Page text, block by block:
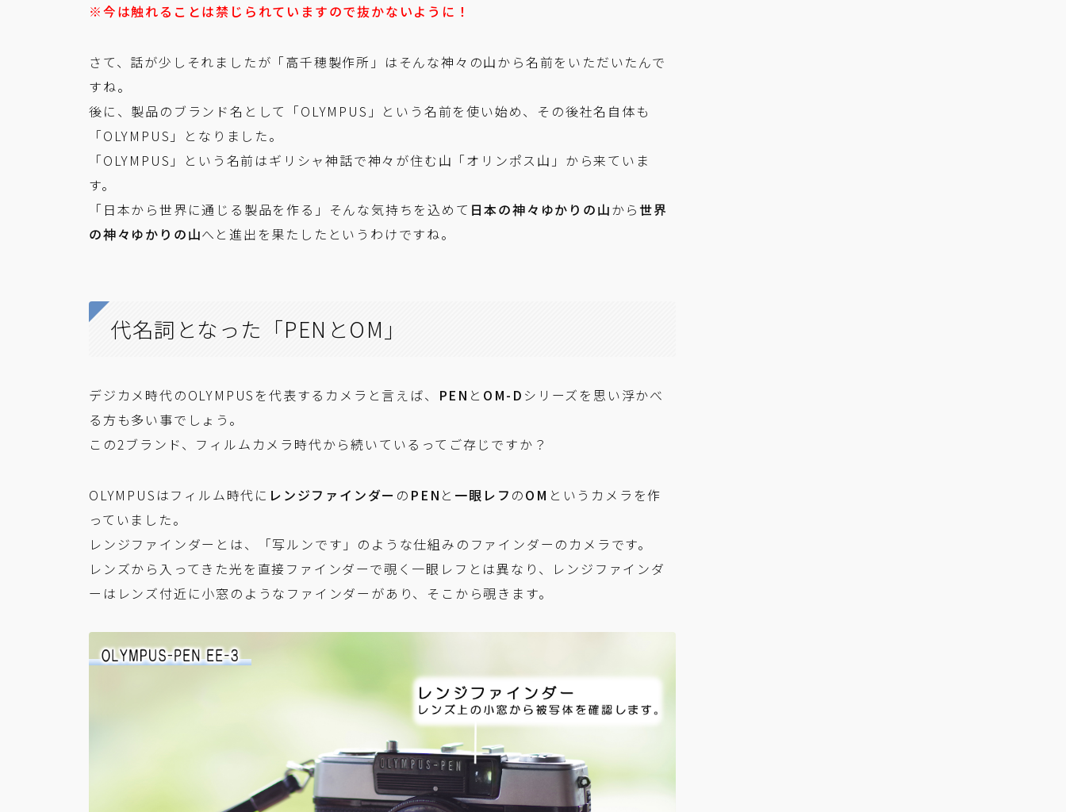
※今は触れることは禁じられていますので抜かないように！
さて、話が少しそれましたが「高千穂製作所」はそんな神々の山から名前をいただいたんで
すね。
後に、製品のブランド名として「OLYMPUS」という名前を使い始め、その後社名自体も
「OLYMPUS」となりました。
「OLYMPUS」という名前はギリシャ神話で神々が住む山「オリンポス山」から来ていま
す。
「日本から世界に通じる製品を作る」そんな気持ちを込めて 日本の神々ゆかりの山から世界
の神々ゆかりの山へと進出を果たしたというわけですね。
代名詞となった「PENとOM」
デジカメ時代のOLYMPUSを代表するカメラと言えば、 PEN と OM-D シリーズを思い浮かべ
る方も多い事でしょう。
この2ブランド、フィルムカメラ時代から続いているってご存じですか？
OLYMPUSはフィルム時代に レンジファインダー の PEN と 一眼レフ のOM というカメラを作
っていました。
レンジファインダーとは、「写ルンです」のような仕組みのファインダーのカメラです。
レンズから入ってきた光を直接ファインダーで覗く一眼レフとは異なり、レンジファインダ
ーはレンズ付近に小窓のようなファインダーがあり、そこから覗きます。